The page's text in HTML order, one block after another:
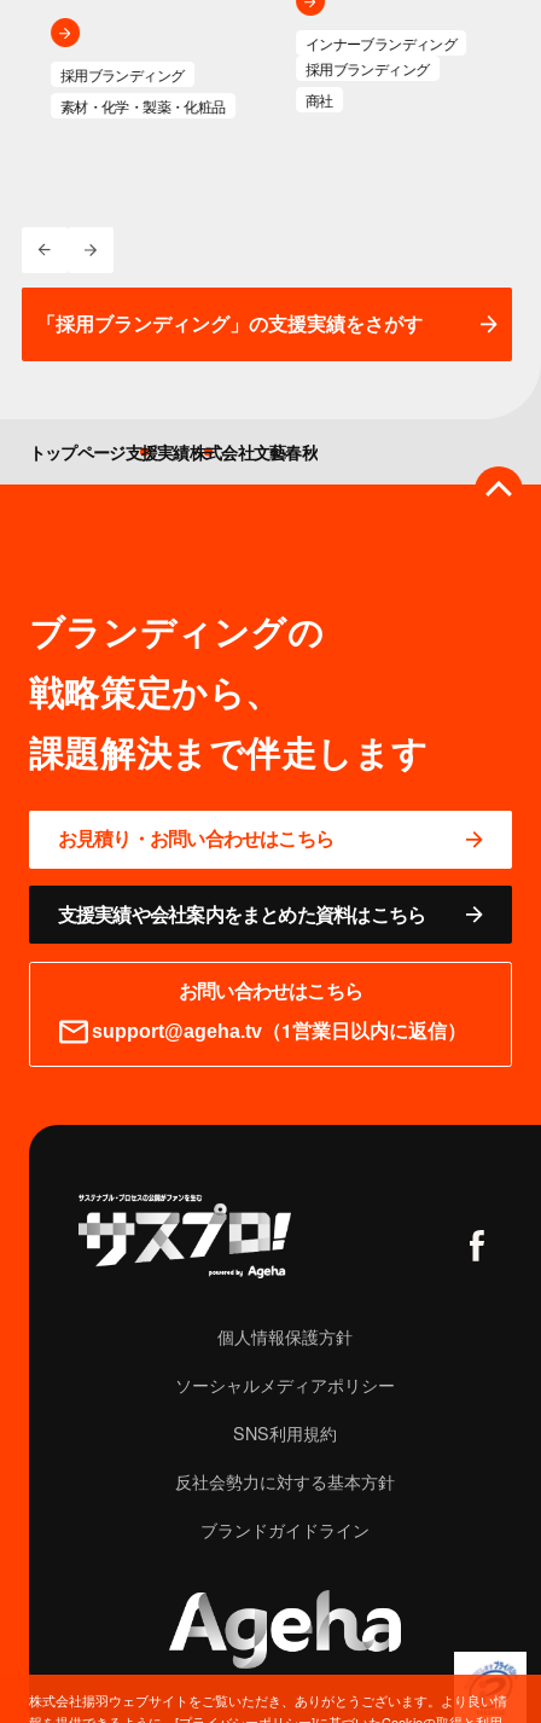
採用ブランディング
素材・化学・製薬・化粧品
インナーブランディング
採用ブランディング
商社
「採用ブランディング」の支援実績をさがす
トップページ支援実績株式会社文藝春秋
ブランディングの
戦略策定から、
お見積り・お問い合わせはこちら
支援実績や会社案内をまとめた資料はこちら
お問い合わせはこちら
support@ageha.tv（1営業日以内に返信）
個人情報保護方針
ソーシャルメディアポリシー
SNS利用規約
反社会勢力に対する基本方針
ブランドガイドライン
株式会社揚羽ウェブサイトをご覧いただき、ありがとうございます。より良い情